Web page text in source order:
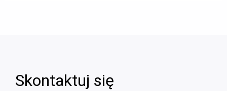
Skontaktuj się